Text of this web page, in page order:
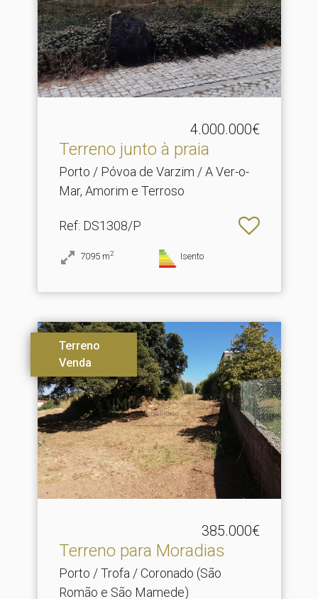
4.000.000€
Terreno junto à praia
Porto / Póvoa de Varzim / A Ver-o-
Mar, Amorim e Terroso
Ref: DS1308/P
7095 m2 Isento
Terreno
Venda
385.000€
Terreno para Moradias
Porto / Trofa / Coronado (São
Romão e São Mamede)